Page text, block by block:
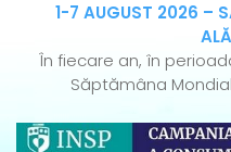
1-7 AUGUST 2026 –
În fiecare an, în
Săptămâna